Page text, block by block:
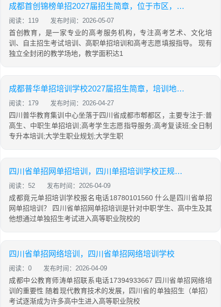
成都首创锦榜单招2027届招生简章，位于市区，地铁直达！
阅读：119 发布时间：2026-05-07
首创教育，是一家专业的高考服务机构，专注高考艺术、文化培
训、自主招生考试培训、高职单招培训和高考志愿填报指导。 现有
独立全封闭的教学场地，教学面积达1
成都普华单招培训学校2027届招生简章，培训地址，报名热线！
阅读：179 发布时间：2026-04-27
四川普华教育集训中心坐落于四川省成都市郫都区，主要专注于:普
高生、中职生单招培训;高考学生志愿指导服务;高考复读班;全日制
专升本培训;大学生职业规划;大学生职
四川省单招网单招培训，四川单招培训学校正规学校
阅读：52 发布时间：2026-04-09
成都竟元单招培训学校报名电话18780101560 什么是四川省单招
网单招培训？ 四川省单招网单招培训是针对中职学生、高中生及其
他想通过单独招生考试进入高等职业院校的
四川省单招网络培训，四川省单招网络培训学校
阅读：0 发布时间：2026-04-09
成都中公教育师涛单招联系电话17394933667 四川省单招网络培
训的重要性 随着现代教育技术的发展，四川省的单独招生（单招）
考试逐渐成为许多高中生进入高等职业院校